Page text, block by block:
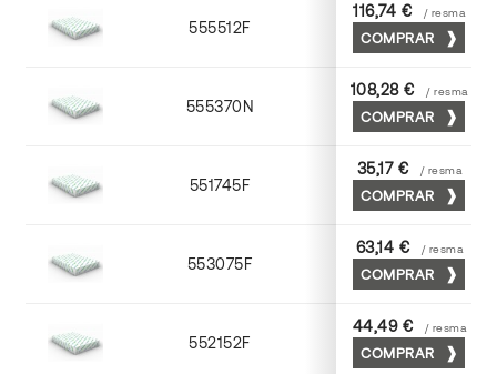
555512F 72 x 102
116,74 € / resma
COMPRAR
555370N 70 x 100
108,28 € / resma
COMPRAR
551745F 45 x 64
35,17 € / resma
COMPRAR
553075F 75 x 53
63,14 € / resma
COMPRAR
552152F 52 x 70
44,49 € / resma
COMPRAR